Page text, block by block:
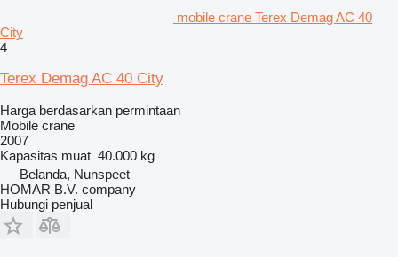
mobile crane Terex Demag AC 40
City
4
Terex Demag AC 40 City
Harga berdasarkan permintaan
Mobile crane
2007
Kapasitas muat 40.000 kg
Belanda, Nunspeet
HOMAR B.V. company
Hubungi penjual